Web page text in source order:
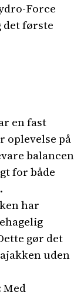
Force
det første
en fast
oplevelse på
balancen
for både
har
gør det
uden
Med